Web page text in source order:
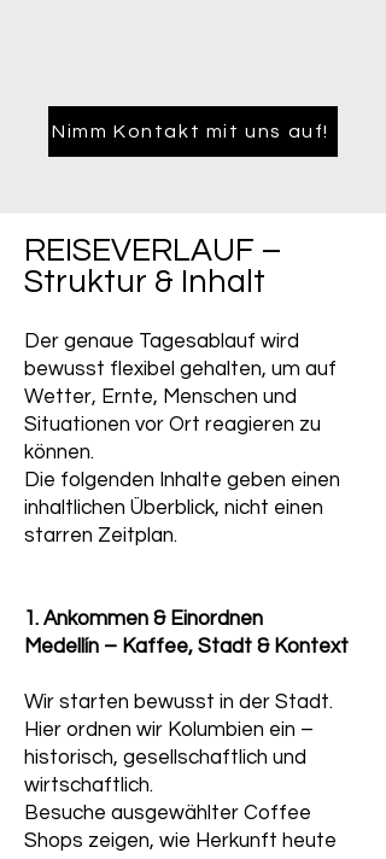
Nimm Kontakt mit uns auf!
REISEVERLAUF –
Struktur & Inhalt
Der genaue Tagesablauf wird
bewusst flexibel gehalten, um auf
Wetter, Ernte, Menschen und
Situationen vor Ort reagieren zu
können.
Die folgenden Inhalte geben einen
inhaltlichen Überblick, nicht einen
starren Zeitplan.
1. Ankommen & Einordnen
Medellín – Kaffee, Stadt & Kontext
Wir starten bewusst in der Stadt.
Hier ordnen wir Kolumbien ein –
historisch, gesellschaftlich und
wirtschaftlich.
Besuche ausgewählter Coffee
Shops zeigen, wie Herkunft heute